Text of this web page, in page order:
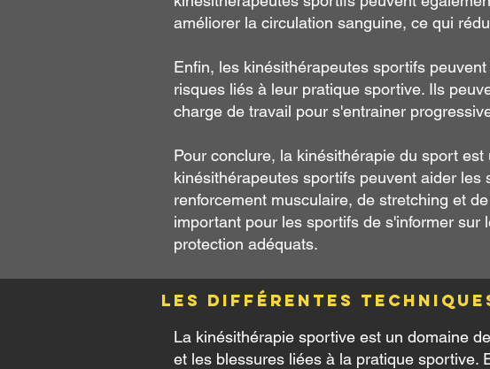
améliorer la circulation sanguine, ce qui
Enfin, les kinésithérapeutes sportifs
risques liés à leur pratique sportive. Ils
charge de travail pour s'entrainer
Pour conclure, la kinésithérapie du sport
kinésithérapeutes sportifs peuvent aider
renforcement musculaire, de stretching et
important pour les sportifs de s'informer
protection adéquats.
Les différentes
La kinésithérapie sportive est un domaine
et les blessures liées à la pratique sportive.